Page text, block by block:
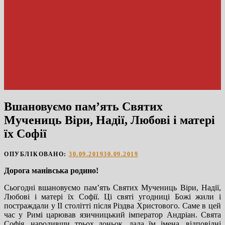
Вшановуємо пам’ять Святих
Мучениць Віри, Надії, Любові і матері
їх Софії
ОПУБЛІКОВАНО: 30.09.201930.09.2019
Дорога манівська родино!
Сьогодні вшановуємо пам’ять Святих Мучениць Віри, Надії,
Любові і матері їх Софії. Ці святі угодниці Божі жили і
постраждали у ІІ столітті після Різдва Христового. Саме в цей
час у Римі царював язичницький імператор Андріан. Свята